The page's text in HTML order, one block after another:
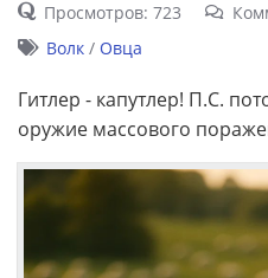
Просмотров: 723
Волк/ Овца
Гитлер - капутлер! П.С.
оружие массового